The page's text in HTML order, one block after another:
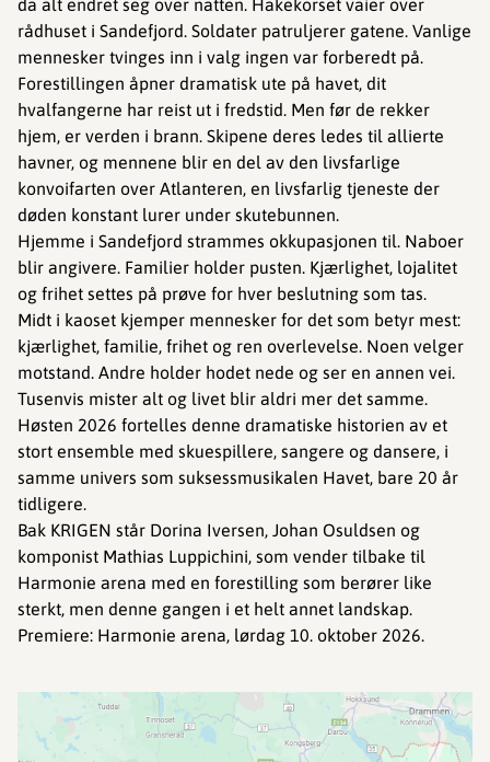
da alt endret seg over natten. Hakekorset vaier over
rådhuset i Sandefjord. Soldater patruljerer gatene. Vanlige
mennesker tvinges inn i valg ingen var forberedt på.
Forestillingen åpner dramatisk ute på havet, dit
hvalfangerne har reist ut i fredstid. Men før de rekker
hjem, er verden i brann. Skipene deres ledes til allierte
havner, og mennene blir en del av den livsfarlige
konvoifarten over Atlanteren, en livsfarlig tjeneste der
døden konstant lurer under skutebunnen.
Hjemme i Sandefjord strammes okkupasjonen til. Naboer
blir angivere. Familier holder pusten. Kjærlighet, lojalitet
og frihet settes på prøve for hver beslutning som tas.
Midt i kaoset kjemper mennesker for det som betyr mest:
kjærlighet, familie, frihet og ren overlevelse. Noen velger
motstand. Andre holder hodet nede og ser en annen vei.
Tusenvis mister alt og livet blir aldri mer det samme.
Høsten 2026 fortelles denne dramatiske historien av et
stort ensemble med skuespillere, sangere og dansere, i
samme univers som suksessmusikalen Havet, bare 20 år
tidligere.
Bak KRIGEN står Dorina Iversen, Johan Osuldsen og
komponist Mathias Luppichini, som vender tilbake til
Harmonie arena med en forestilling som berører like
sterkt, men denne gangen i et helt annet landskap.
Premiere: Harmonie arena, lørdag 10. oktober 2026.